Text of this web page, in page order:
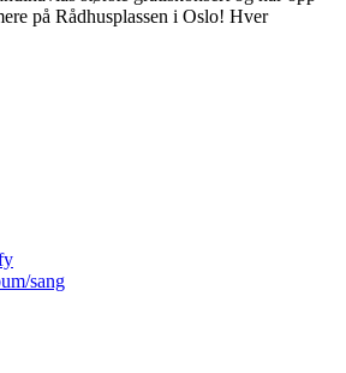
på Rådhusplassen i Oslo! Hver
sang